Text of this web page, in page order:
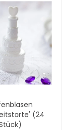
(24